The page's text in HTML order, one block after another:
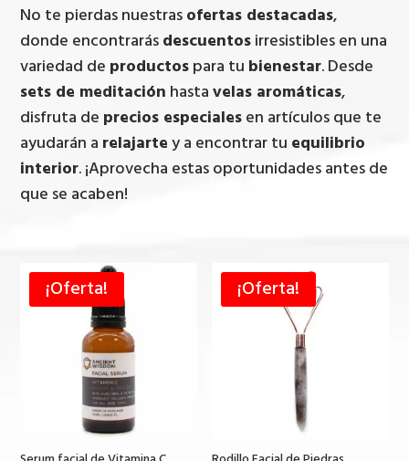
No te pierdas nuestrasofertas destacadas,
donde encontrarásdescuentosirresistibles en una
variedad de productospara tu bienestar. Desde
sets de meditación hastavelas aromáticas,
disfruta de precios especialesen artículos que te
ayudarán a relajartey a encontrar tu equilibrio
interior. ¡Aprovecha estas oportunidades antes de
que se acaben!
¡Oferta! ¡Oferta!